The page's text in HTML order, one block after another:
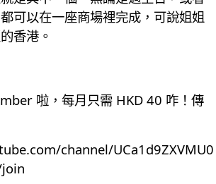
可以在一座商場裡完成，可說姐姐
香港。
啦，每月只需 HKD 40 咋！傳
channel/UCa1d9ZXVMU0
join